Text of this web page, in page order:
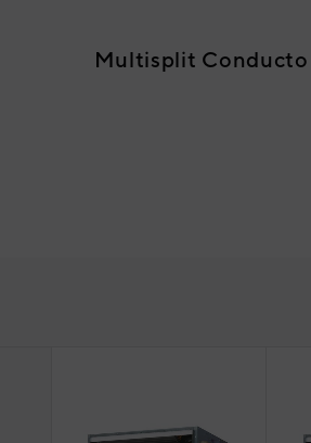
Multisplit Conducto